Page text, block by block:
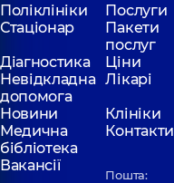
Поліклініки
Послуги
Стаціонар
Пакети
послуг
Діагностика
Ціни
Невідкладна
допомога
Лікарі
Новини
Клініки
Медична
бібліотека
Контакти
Вакансії
Пошта: